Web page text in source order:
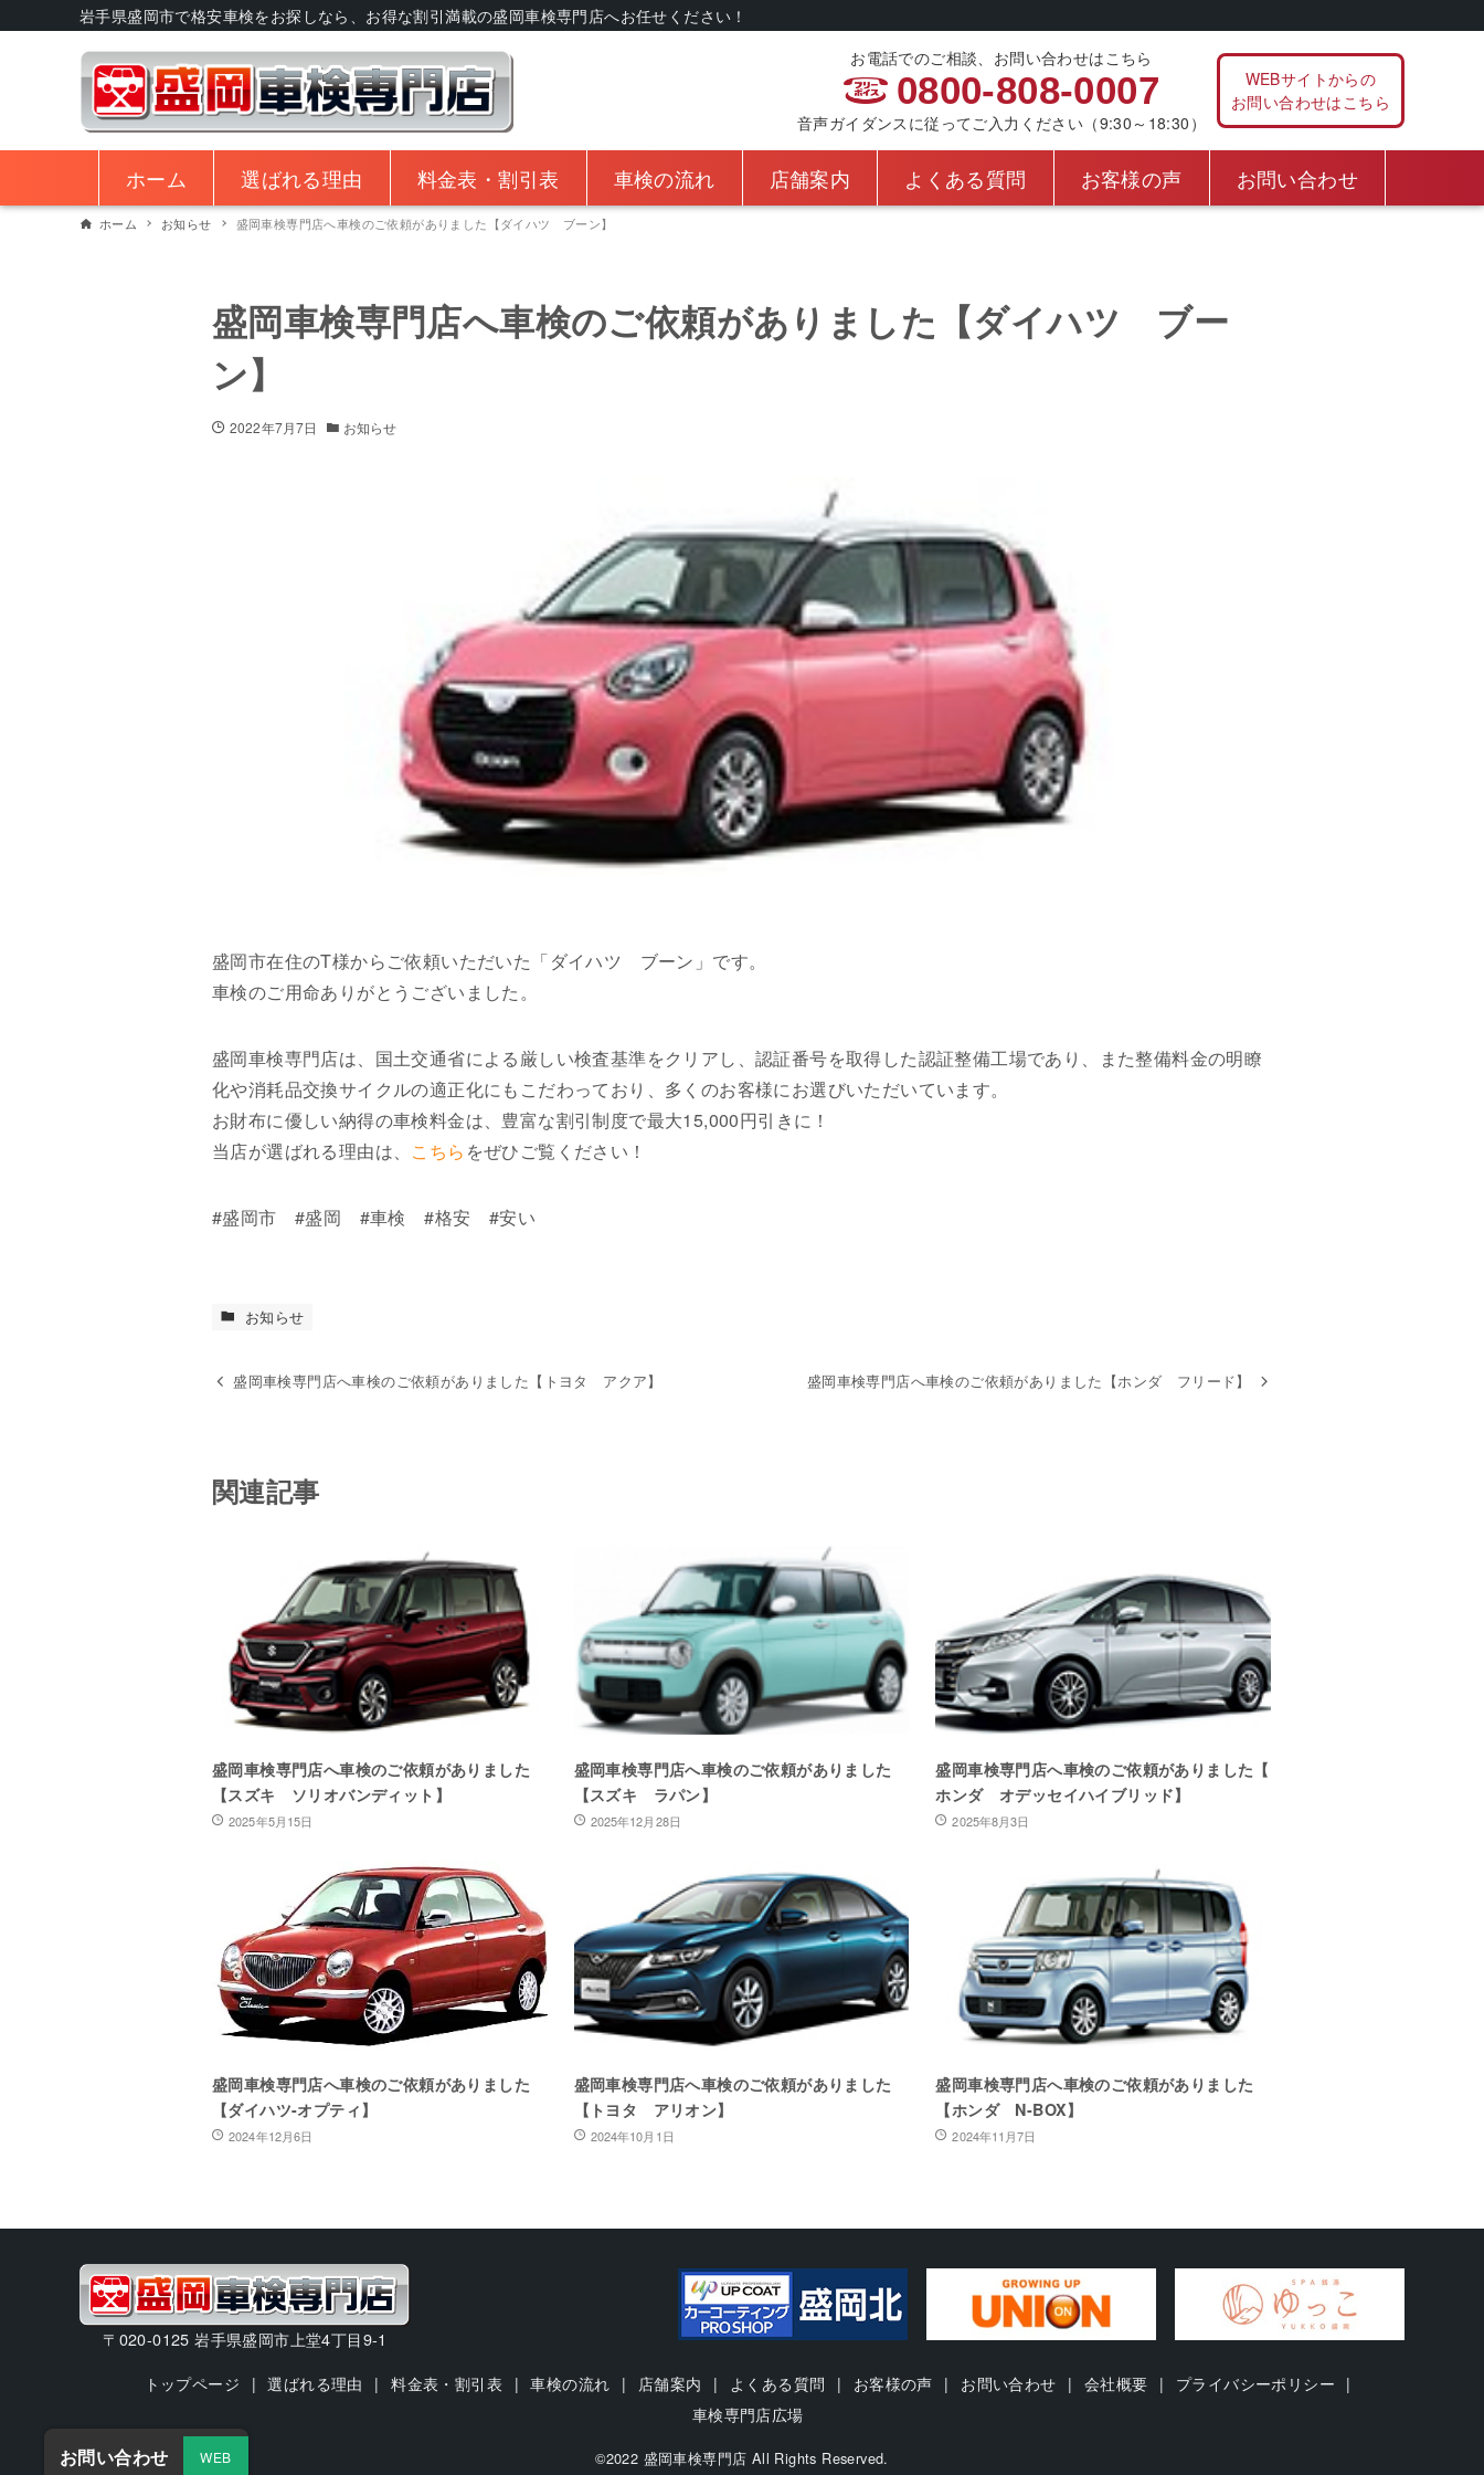
岩手県盛岡市で格安車検をお探しなら、お得な割引満載の盛岡車検専門店へお任せください！
お電話でのご相談、お問い合わせはこちら
0800-808-0007
音声ガイダンスに従ってご入力ください（9:30～18:30）
WEBサイトからの
お問い合わせはこちら
お問い合わせ WEB
ホーム 選ばれる理由 料金表・割引表 車検の流れ 店舗案内 よくある質問 お客様の声 お問い合わせ
ホーム お知らせ 盛岡車検専門店へ車検のご依頼がありました【ダイハツ ブーン】
盛岡車検専門店へ車検のご依頼がありました【ダイハツ ブー
ン】
2022年7月7日 お知らせ
盛岡市在住のT様からご依頼いただいた「ダイハツ ブーン」です。
車検のご用命ありがとうございました。
盛岡車検専門店は、国土交通省による厳しい検査基準をクリアし、認証番号を取得した認証整備工場であり、また整備料金の明瞭
化や消耗品交換サイクルの適正化にもこだわっており、多くのお客様にお選びいただいています。
お財布に優しい納得の車検料金は、豊富な割引制度で最大15,000円引きに！
当店が選ばれる理由は、 こちら をぜひご覧ください！
#盛岡市 #盛岡 #車検 #格安 #安い
お知らせ
盛岡車検専門店へ車検のご依頼がありました【トヨタ アクア】 盛岡車検専門店へ車検のご依頼がありました【ホンダ フリード】
関連記事
盛岡車検専門店へ車検のご依頼がありました
【スズキ ソリオバンディット】
2025年5月15日
盛岡車検専門店へ車検のご依頼がありました
【スズキ ラパン】
2025年12月28日
盛岡車検専門店へ車検のご依頼がありました【
ホンダ オデッセイハイブリッド】
2025年8月3日
盛岡車検専門店へ車検のご依頼がありました
【ダイハツ-オプティ】
2024年12月6日
盛岡車検専門店へ車検のご依頼がありました
【トヨタ アリオン】
2024年10月1日
盛岡車検専門店へ車検のご依頼がありました
【ホンダ N-BOX】
2024年11月7日
〒020-0125 岩手県盛岡市上堂4丁目9-1
トップページ 選ばれる理由 料金表・割引表 車検の流れ 店舗案内 よくある質問 お客様の声 お問い合わせ 会社概要
プライバシーポリシー
車検専門店広場
©2022 盛岡車検専門店 All Rights Reserved.